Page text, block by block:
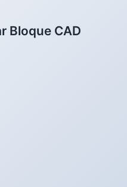
Bloque CAD